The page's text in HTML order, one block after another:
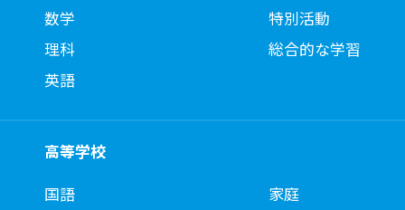
数学
理科
英語
特別活動
総合的な学習
高等学校
国語
家庭